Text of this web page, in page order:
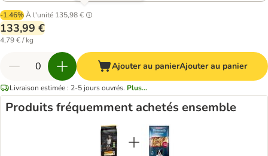
-1.46%À l'unité 135,98 €
133,99 €
4,79 € / kg
Ajouter au panierAjouter au panier
Livraison estimée : 2-5 jours ouvrés. Plus...
Produits fréquemment achetés ensemble